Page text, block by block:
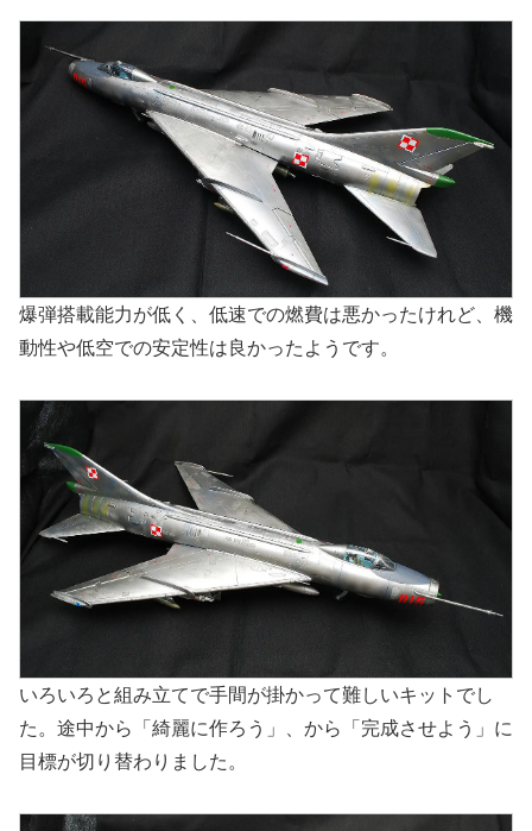
爆弾搭載能力が低く、低速での燃費は悪かったけれど、機
動性や低空での安定性は良かったようです。
いろいろと組み立てで手間が掛かって難しいキットでし
た。途中から「綺麗に作ろう」、から「完成させよう」に
目標が切り替わりました。